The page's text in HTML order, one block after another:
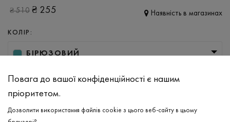
₴510 ₴ 255 Наявність в магазинах
КОЛІР:
БІРЮЗОВИЙ
РОЗМІР
M L
Повага до вашої конфіденційності є нашим
пріоритетом.
Дозволити використання файлів cookie з цього веб-сайту в цьому